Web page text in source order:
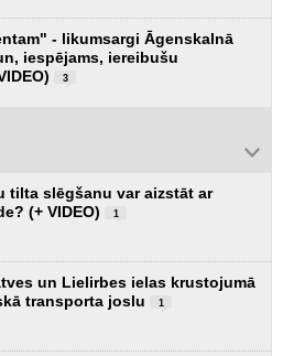
- likumsargi Āgenskalnā
iespējams, iereibušu
3
tilta slēgšanu var aizstāt ar
(+ VIDEO)
1
un Lielirbes ielas krustojumā
transporta joslu
1